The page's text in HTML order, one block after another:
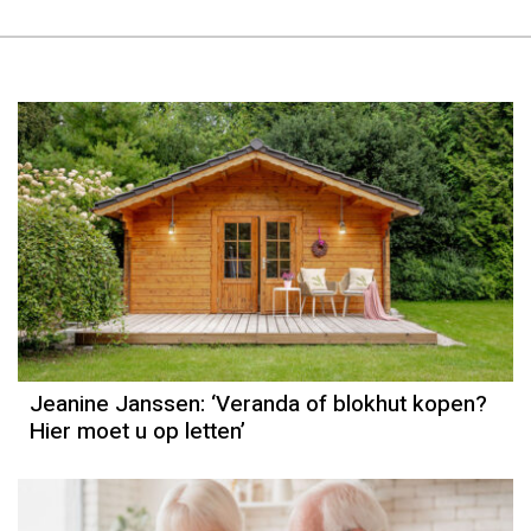
Column
Jeanine Janssen
Jeanine Janssen: ‘Veranda of blokhut kopen?
Hier moet u op letten’